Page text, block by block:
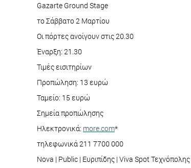
Gazarte Ground Stage
το Σάββατο 2 Μαρτίου
Οι πόρτες ανοίγουν στις 20.30
Έναρξη: 21.30
Τιμές εισιτηρίων
Προπώληση: 13 ευρώ
Ταμείο: 15 ευρώ
Σημεία προπώλησης
Ηλεκτρονικά: more.com*
τηλεφωνικά 211 7700 000
Nova | Public | Ευριπίδης | Viva Spot Τεχνόπολης